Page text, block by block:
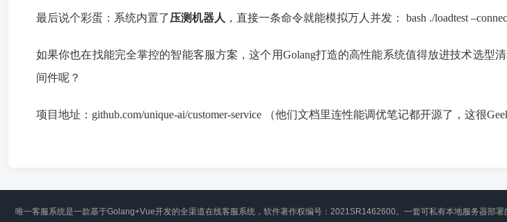
最后说个彩蛋：系统内置了压测机器人 ，直接一条命令就能模拟万人并发： bash ./loadtest
如果你也在找能完全掌控的智能客服方案，这个用Golang打造的高性能系统值得放进技术选
间件呢？
项目地址：github.com/unique-ai/customer-service （他们文档里连性能调优笔记都开源了，这很
唯一客服系统是一款基于Golang+Vue开发的全渠道在线客服系统，软件著作权编号：2021SR1462600。一套可私有本地服务器部